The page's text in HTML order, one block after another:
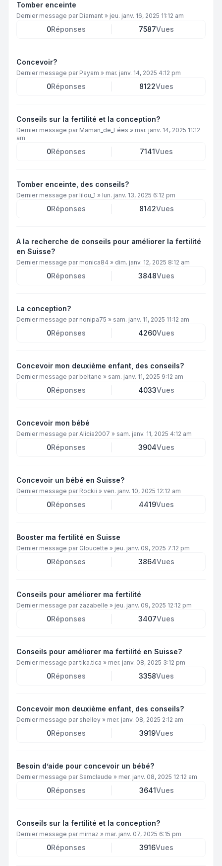
Tomber enceinte
Dernier message par Diamant » jeu. janv. 16, 2025 11:12 am
0Réponses 7587Vues
Concevoir?
Dernier message par Payam » mar. janv. 14, 2025 4:12 pm
0Réponses 8122Vues
Conseils sur la fertilité et la conception?
Dernier message par Maman_de_Fées » mar. janv. 14, 2025 11:12
am
0Réponses 7141Vues
Tomber enceinte, des conseils?
Dernier message par lilou_1 » lun. janv. 13, 2025 6:12 pm
0Réponses 8142Vues
A la recherche de conseils pour améliorer la fertilité
en Suisse?
Dernier message par monica84 » dim. janv. 12, 2025 8:12 am
0Réponses 3848Vues
La conception?
Dernier message par nonipa75 » sam. janv. 11, 2025 11:12 am
0Réponses 4260Vues
Concevoir mon deuxième enfant, des conseils?
Dernier message par beltane » sam. janv. 11, 2025 9:12 am
0Réponses 4033Vues
Concevoir mon bébé
Dernier message parAlicia2007 » sam. janv. 11, 2025 4:12 am
0Réponses 3904Vues
Concevoir un bébé en Suisse?
Dernier message par Rockii » ven. janv. 10, 2025 12:12 am
0Réponses 4419Vues
Booster ma fertilité en Suisse
Dernier message par Gloucette » jeu. janv. 09, 2025 7:12 pm
0Réponses 3864Vues
Conseils pour améliorer ma fertilité
Dernier message par zazabelle » jeu. janv. 09, 2025 12:12 pm
0Réponses 3407Vues
Conseils pour améliorer ma fertilité en Suisse?
Dernier message partika.tica » mer. janv. 08, 2025 3:12 pm
0Réponses 3358Vues
Concevoir mon deuxième enfant, des conseils?
Dernier message par shelley » mer. janv. 08, 2025 2:12 am
0Réponses 3919Vues
Besoin d’aide pour concevoir un bébé?
Dernier message par Samclaude » mer. janv. 08, 2025 12:12 am
0Réponses 3641Vues
Conseils sur la fertilité et la conception?
Dernier message par mirnaz » mar. janv. 07, 2025 6:15 pm
0Réponses 3916Vues